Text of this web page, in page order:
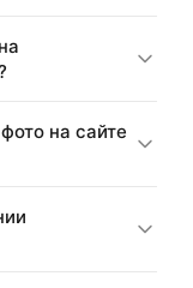
на сайте